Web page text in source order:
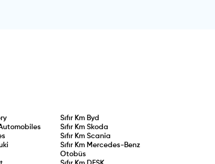
Sıfır Km Byd
Sıfır Km Skoda
Sıfır Km Scania
Sıfır Km Mercedes-Benz
Otobüs